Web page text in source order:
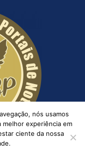
nós usamos
experiência em
ciente da nossa